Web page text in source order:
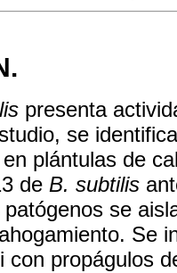
presenta
se
plántulas de
de B. subtilis
se
Se
con propágulos